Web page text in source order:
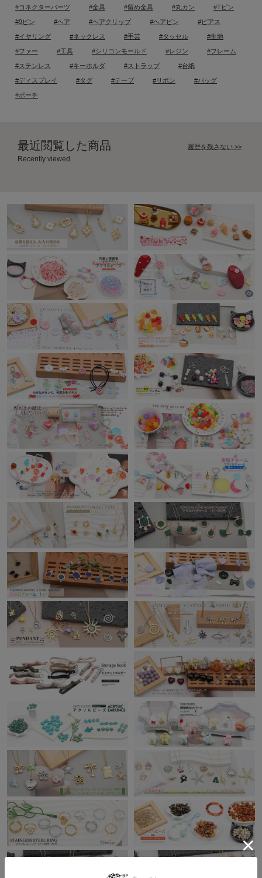
#コネクターパーツ #金具 #留め金具 #丸カン #Tピン
#9ピン #ヘア #ヘアクリップ #ヘアピン #ピアス
#イヤリング #ネックレス #手芸 #タッセル #生地
#ファー #工具 #シリコンモールド #レジン #フレーム
#ステンレス #キーホルダ #ストラップ #台紙
#ディスプレイ #タグ #テープ #リボン #バッグ
#ポーチ
最近閲覧した商品
Recently viewed
履歴を残さない >>